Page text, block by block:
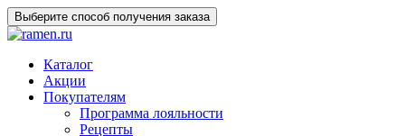
Выберите способ получения заказа
Каталог
Акции
Покупателям
Программа лояльности
Рецепты